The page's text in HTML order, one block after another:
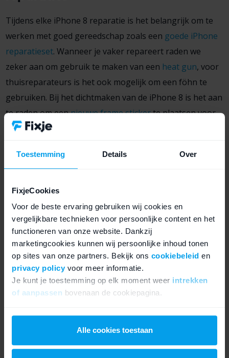
Toestemming Details Over
FixjeCookies
Voor de beste ervaring gebruiken wij cookies en
vergelijkbare technieken voor persoonlijke content en het
functioneren van onze website. Dankzij
marketingcookies kunnen wij persoonlijke inhoud tonen
op sites van onze partners. Bekijk ons cookiebeleid en
privacy policyvoor meer informatie.
Je kunt je toestemming op elk moment weer intrekken
of aanpassen bovenaan de cookiepagina.
We werken samen met21 derdendie uw gegevens
kunnen ontvangen en verwerken.
Alle cookies toestaan
Tijdens elke iPhone 8 reparatie is het belangrijk om te
werken met goed gereedschap zoals een goede iPhone
reparatieset. Wanneer je vaker repareert raden we
zeker aan om gebruik te maken van een heat gun, voor
thuisreparateurs is het ook mogelijk om een föhn te
gebruiken. Bij het dichtmaken van de iPhone 8 is het aan
te raden om eennieuwe frame stickerte plaatsen voor
goede bescherming tegen vuil en vocht vanaf de
Wil je na het bekijken van deze teardown zelf aan de slag
gaan met het vervangen van een van je iPhone 8
onderdelen? We adviseren dan om naast deze teardown
ook eens een kijkje te nemen op deiPhone 8 reparatie
handleidingen pagina, hier hebben we voor elk
onderdeel een aparte handleiding gemaakt! Vergeet niet
om het juiste gereedschap en onderdelen te bestellen
van de hoogste kwaliteit. Je kunt alleiPhone 8
onderdelen en gereedschap bestellen in de webshop »
Heb je nog vragen over deze iPhone 8 teardown of over een